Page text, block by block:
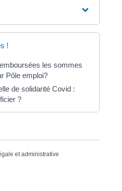
!
les sommes
Pôle emploi?
de solidarité Covid :
?
et administrative